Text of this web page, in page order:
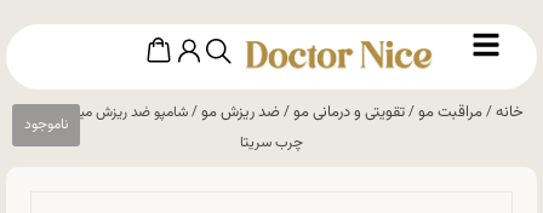
خانه/مراقبت مو/تقویتی و درمانی مو/ضد ریزش مو/ شامپو ضد ریزش مینوتا موهای
چرب سریتا